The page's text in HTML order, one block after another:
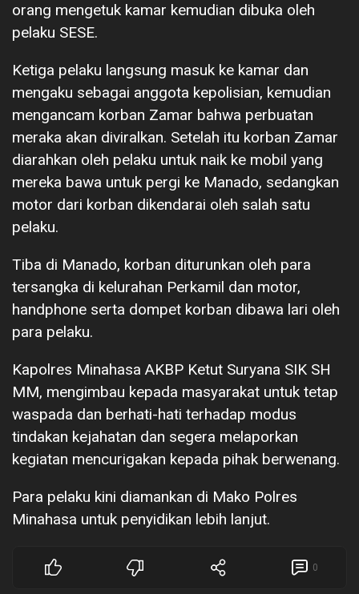
orang mengetuk kamar kemudian dibuka oleh
pelaku SESE.
Ketiga pelaku langsung masuk ke kamar dan
mengaku sebagai anggota kepolisian, kemudian
mengancam korban Zamar bahwa perbuatan
meraka akan diviralkan. Setelah itu korban Zamar
diarahkan oleh pelaku untuk naik ke mobil yang
mereka bawa untuk pergi ke Manado, sedangkan
motor dari korban dikendarai oleh salah satu
pelaku.
Tiba di Manado, korban diturunkan oleh para
tersangka di kelurahan Perkamil dan motor,
handphone serta dompet korban dibawa lari oleh
para pelaku.
Kapolres Minahasa AKBP Ketut Suryana SIK SH
MM, mengimbau kepada masyarakat untuk tetap
waspada dan berhati-hati terhadap modus
tindakan kejahatan dan segera melaporkan
kegiatan mencurigakan kepada pihak berwenang.
Para pelaku kini diamankan di Mako Polres
Minahasa untuk penyidikan lebih lanjut.
0